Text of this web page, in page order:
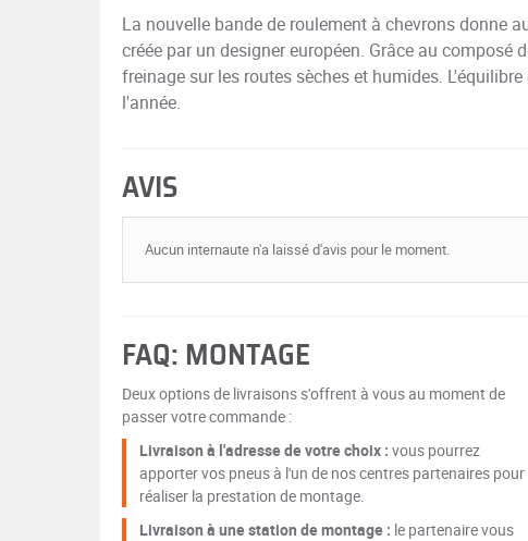
La nouvelle bande de roulement à chevrons donne
créée par un designer européen. Grâce au composé
freinage sur les routes sèches et humides.
l'année.
AVIS
Aucun internaute n'a laissé d'avis pour le moment.
FAQ: MONTAGE
Deux options de livraisons s'offrent à vous au moment de
passer votre commande :
Livraison à l'adresse de votre choix : vous pourrez
apporter vos pneus à l'un de nos centres partenaires pour
réaliser la prestation de montage.
Livraison à une station de montage : le partenaire vous